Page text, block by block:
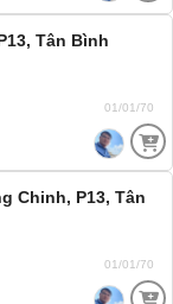
Tân Bình
01/01/70
Chinh, P13, Tân
01/01/70